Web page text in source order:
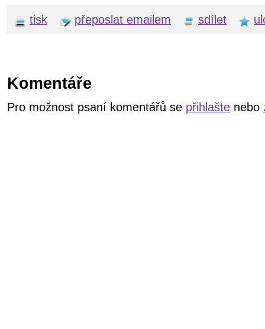
tisk přeposlat emailem sdílet
Komentáře
Pro možnost psaní komentářů se přihlašte nebo